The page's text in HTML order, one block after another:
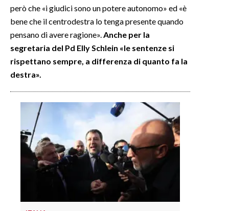
però che «i giudici sono un potere autonomo» ed «è
bene che il centrodestra lo tenga presente quando
pensano di avere ragione». Anche per la
segretaria del Pd Elly Schlein «le sentenze si
rispettano sempre, a differenza di quanto fa la
destra».